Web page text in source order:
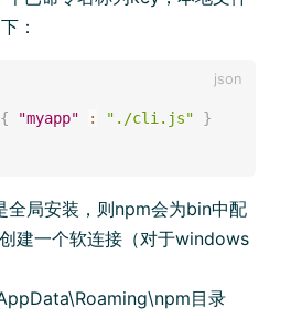
：
{ "myapp" : "./cli.js"
}
全局安装，则npm会为bin中配
建一个软连接（对于windows
目录